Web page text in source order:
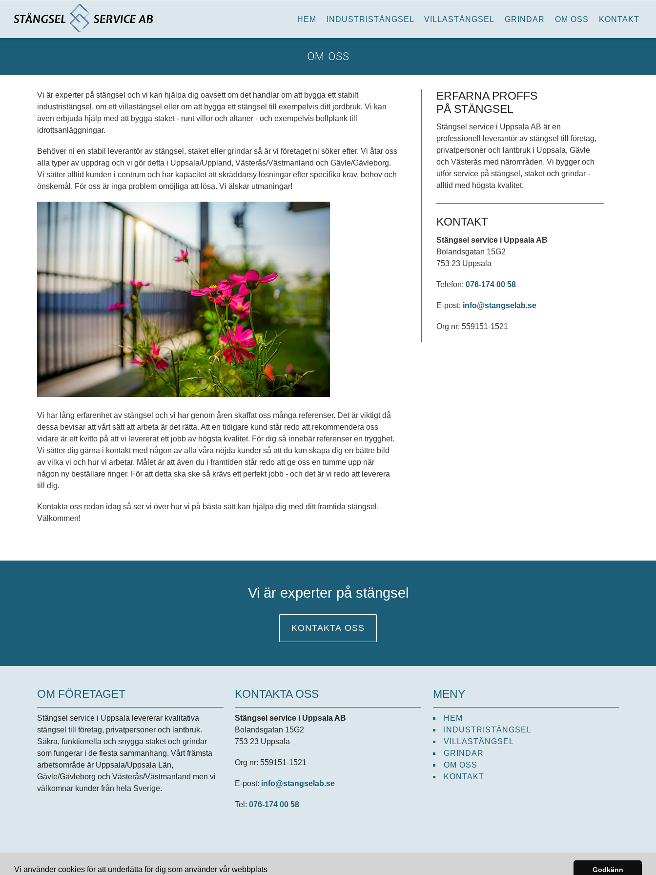
Vi använder cookies för att underlätta för dig som använder vår webbplats Godkänn
HEM INDUSTRISTÄNGSEL VILLASTÄNGSEL GRINDAR OM OSS KONTAKT
OM OSS
Vi är experter på stängsel och vi kan hjälpa dig oavsett om det handlar om att bygga ett stabilt
industristängsel, om ett villastängsel eller om att bygga ett stängsel till exempelvis ditt jordbruk. Vi kan
även erbjuda hjälp med att bygga staket - runt villor och altaner - och exempelvis bollplank till
idrottsanläggningar.
Behöver ni en stabil leverantör av stängsel, staket eller grindar så är vi företaget ni söker efter. Vi åtar oss
alla typer av uppdrag och vi gör detta i Uppsala/Uppland, Västerås/Västmanland och Gävle/Gävleborg.
Vi sätter alltid kunden i centrum och har kapacitet att skräddarsy lösningar efter specifika krav, behov och
önskemål. För oss är inga problem omöjliga att lösa. Vi älskar utmaningar!
Vi har lång erfarenhet av stängsel och vi har genom åren skaffat oss många referenser. Det är viktigt då
dessa bevisar att vårt sätt att arbeta är det rätta. Att en tidigare kund står redo att rekommendera oss
vidare är ett kvitto på att vi levererat ett jobb av högsta kvalitet. För dig så innebär referenser en trygghet.
Vi sätter dig gärna i kontakt med någon av alla våra nöjda kunder så att du kan skapa dig en bättre bild
av vilka vi och hur vi arbetar. Målet är att även du i framtiden står redo att ge oss en tumme upp när
någon ny beställare ringer. För att detta ska ske så krävs ett perfekt jobb - och det är vi redo att leverera
till dig.
Kontakta oss redan idag så ser vi över hur vi på bästa sätt kan hjälpa dig med ditt framtida stängsel.
Välkommen!
ERFARNA PROFFS
PÅ STÄNGSEL
Stängsel service i Uppsala AB är en
professionell leverantör av stängsel till företag,
privatpersoner och lantbruk i Uppsala, Gävle
och Västerås med närområden. Vi bygger och
utför service på stängsel, staket och grindar -
alltid med högsta kvalitet.
KONTAKT
Stängsel service i Uppsala AB
Bolandsgatan 15G2
753 23 Uppsala
Telefon: 076-174 00 58
E-post: info@stangselab.se
Org nr: 559151-1521
Vi är experter på stängsel
KONTAKTA OSS
OM FÖRETAGET
Stängsel service i Uppsala levererar kvalitativa
stängsel till företag, privatpersoner och lantbruk.
Säkra, funktionella och snygga staket och grindar
som fungerar i de flesta sammanhang. Vårt främsta
arbetsområde är Uppsala/Uppsala Län,
Gävle/Gävleborg och Västerås/Västmanland men vi
välkomnar kunder från hela Sverige.
KONTAKTA OSS
Stängsel service i Uppsala AB
Bolandsgatan 15G2
753 23 Uppsala
Org nr: 559151-1521
E-post: info@stangselab.se
Tel:076-174 00 58
MENY
HEM
INDUSTRISTÄNGSEL
VILLASTÄNGSEL
GRINDAR
OM OSS
KONTAKT